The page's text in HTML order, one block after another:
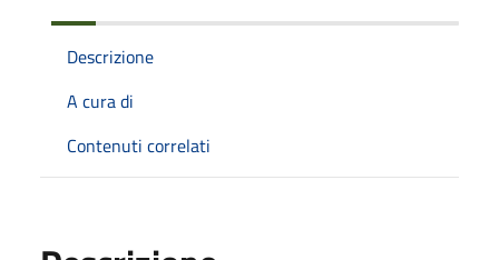
Descrizione
A cura di
Contenuti correlati